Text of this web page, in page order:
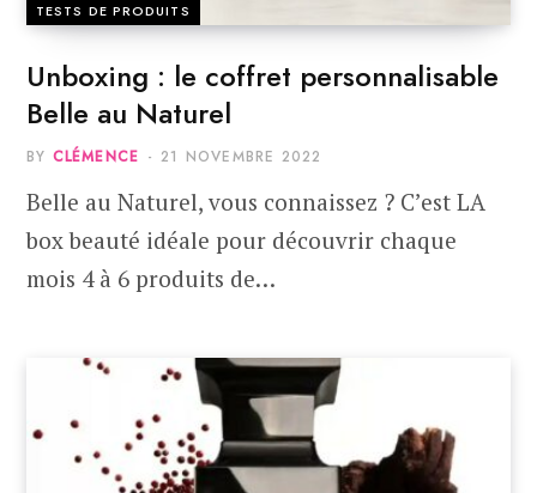
TESTS DE PRODUITS
Unboxing : le coffret personnalisable
Belle au Naturel
BY CLÉMENCE 21 NOVEMBRE 2022
Belle au Naturel, vous connaissez ? C’est LA
box beauté idéale pour découvrir chaque
mois 4 à 6 produits de…